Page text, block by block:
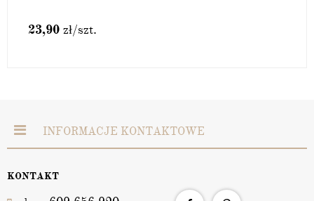
23,90 zł/szt.
INFORMACJE KONTAKTOWE
KONTAKT